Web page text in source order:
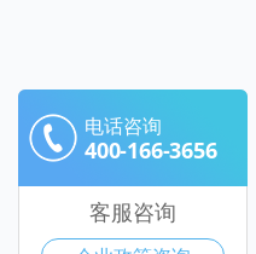
电话咨询
400-166-3656
客服咨询